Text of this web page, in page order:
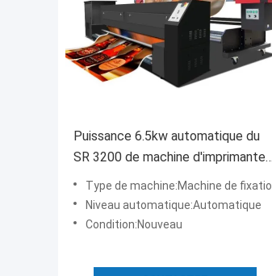
Puissance 6.5kw automatique du
SR 3200 de machine d'imprimante
de textile de machine d'impression
de Digital
Type de machine:Machine de fixation de couleur
Niveau automatique:Automatique
Condition:Nouveau